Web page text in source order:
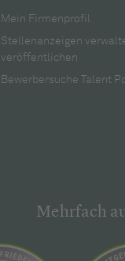
Mein Firmenprofil
Stellenanzeigen
veröffentlichen
Bewerbersuche Talent
Mehrfach